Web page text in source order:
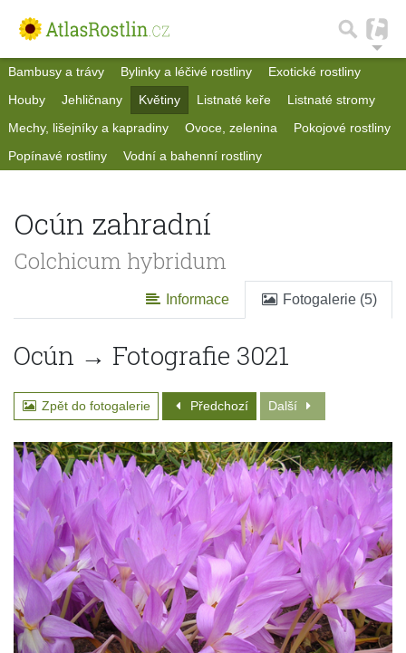
Bambusy a trávy Bylinky a léčivé rostliny
Exotické rostliny
Houby
Jehličnany Květiny Listnaté keře
Listnaté stromy
Mechy, lišejníky a kapradiny
Ovoce, zelenina
Pokojové rostliny
Popínavé rostliny
Vodní a bahenní rostliny
Ocún zahradní
Colchicum hybridum
Informace Fotogalerie (5)
Ocún → Fotografie 3021
Zpět do fotogalerie Předchozí Další